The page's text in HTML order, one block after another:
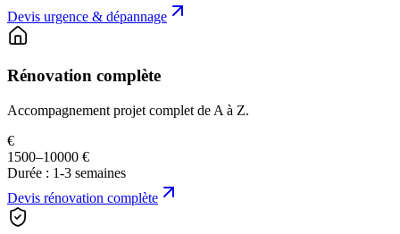
Devis urgence & dépannage
Rénovation complète
Accompagnement projet complet de A à Z.
€
1500–10000 €
Durée : 1-3 semaines
Devis rénovation complète